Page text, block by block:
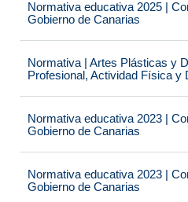
Normativa educativa 2025 |
Gobierno de Canarias
Normativa | Artes Plásticas y
Profesional, Actividad Física y
Normativa educativa 2023 |
Gobierno de Canarias
Normativa educativa 2023 |
Gobierno de Canarias